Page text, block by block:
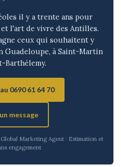
il y a trente ans pour
l'art de vivre des Antilles.
ceux qui souhaitent y
Guadeloupe, à Saint-Martin
Barthélemy.
0690 61 64 70
message
Marketing Agent · Estimation et
engagement